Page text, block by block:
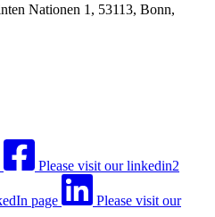
Nationen 1, 53113, Bonn,
Please visit our linkedin2
page Please visit our